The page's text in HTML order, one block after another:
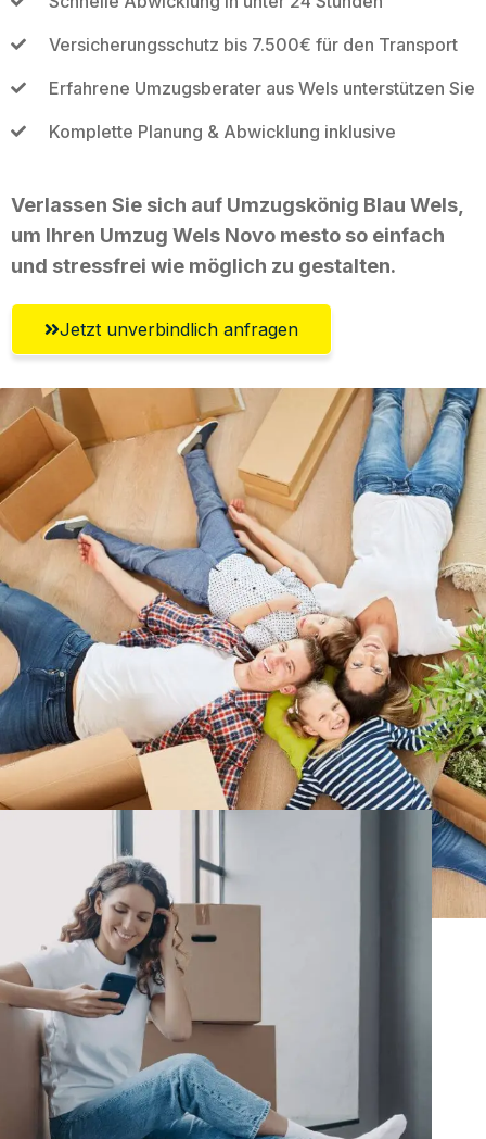
Versicherungsschutz bis 7.500€ für den Transport
Erfahrene Umzugsberater aus Wels unterstützen Sie
Komplette Planung & Abwicklung inklusive
Verlassen Sie sich auf Umzugskönig Blau Wels,
um Ihren Umzug Wels Novo mesto so einfach
und stressfrei wie möglich zu gestalten.
Jetzt unverbindlich anfragen